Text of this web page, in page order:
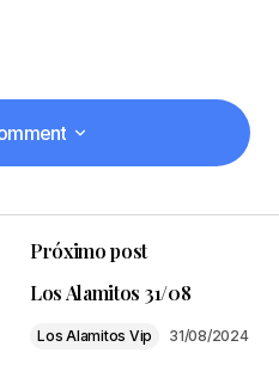
electrónico no será
obligatorios están
Próximo post
Los Alamitos 31/08
Los Alamitos Vip 31/08/2024